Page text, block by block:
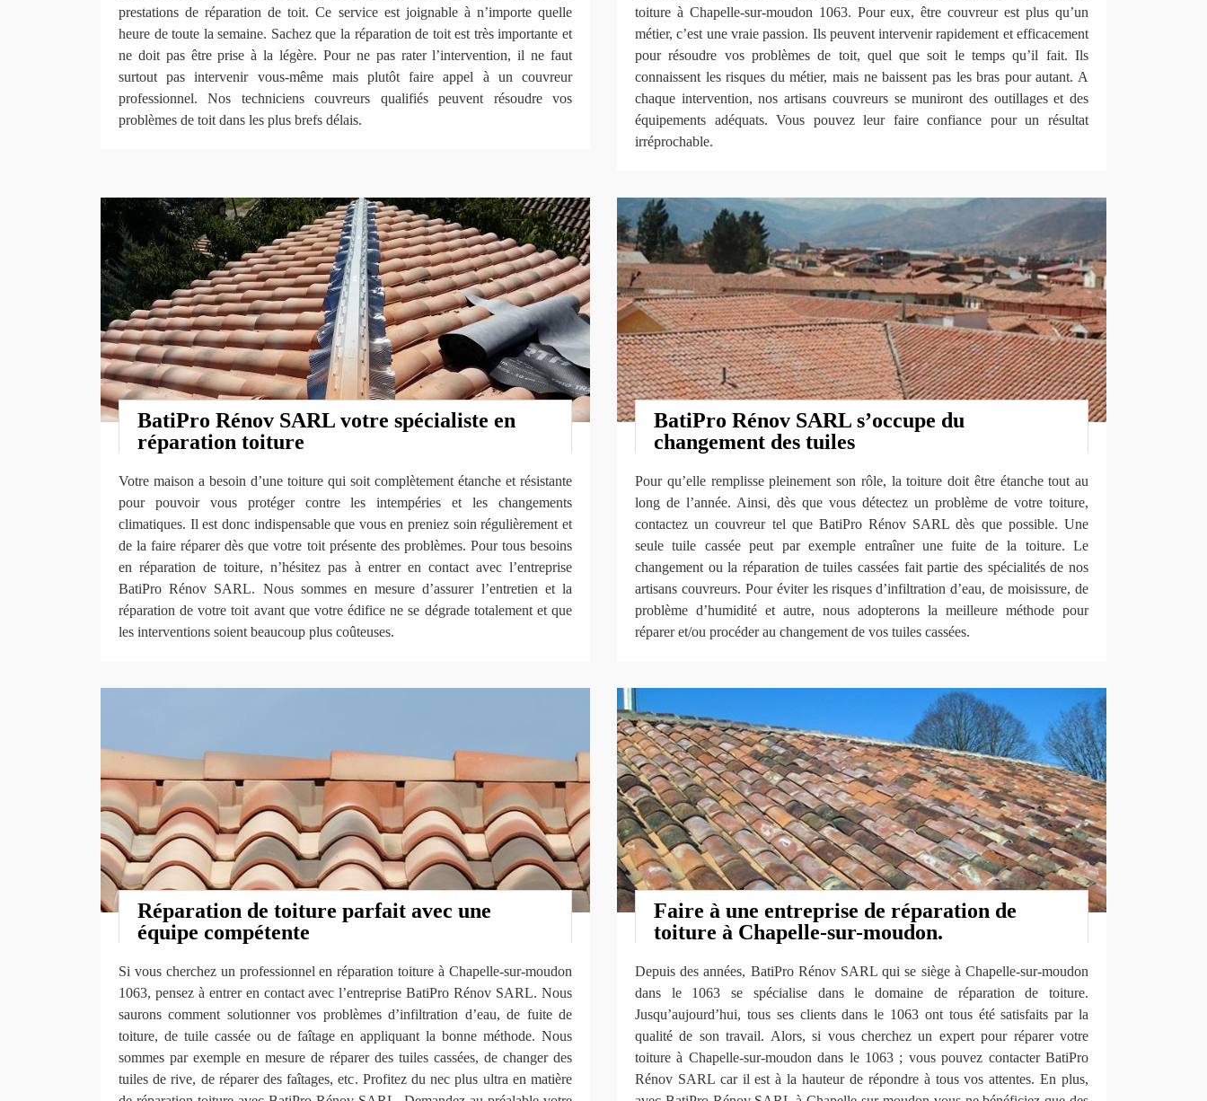
prestations de réparation de toit. Ce service est joignable à n’importe quelle
heure de toute la semaine. Sachez que la réparation de toit est très importante et
ne doit pas être prise à la légère. Pour ne pas rater l’intervention, il ne faut
surtout pas intervenir vous-même mais plutôt faire appel à un couvreur
professionnel. Nos techniciens couvreurs qualifiés peuvent résoudre vos
problèmes de toit dans les plus brefs délais.
toiture à Chapelle-sur-moudon 1063. Pour eux, être couvreur est plus qu’un
métier, c’est une vraie passion. Ils peuvent intervenir rapidement et efficacement
pour résoudre vos problèmes de toit, quel que soit le temps qu’il fait. Ils
connaissent les risques du métier, mais ne baissent pas les bras pour autant. A
chaque intervention, nos artisans couvreurs se muniront des outillages et des
équipements adéquats. Vous pouvez leur faire confiance pour un résultat
irréprochable.
BatiPro Rénov SARL votre spécialiste en
réparation toiture
Votre maison a besoin d’une toiture qui soit complètement étanche et résistante
pour pouvoir vous protéger contre les intempéries et les changements
climatiques. Il est donc indispensable que vous en preniez soin régulièrement et
de la faire réparer dès que votre toit présente des problèmes. Pour tous besoins
en réparation de toiture, n’hésitez pas à entrer en contact avec l’entreprise
BatiPro Rénov SARL. Nous sommes en mesure d’assurer l’entretien et la
réparation de votre toit avant que votre édifice ne se dégrade totalement et que
les interventions soient beaucoup plus coûteuses.
BatiPro Rénov SARL s’occupe du
changement des tuiles
Pour qu’elle remplisse pleinement son rôle, la toiture doit être étanche tout au
long de l’année. Ainsi, dès que vous détectez un problème de votre toiture,
contactez un couvreur tel que BatiPro Rénov SARL dès que possible. Une
seule tuile cassée peut par exemple entraîner une fuite de la toiture. Le
changement ou la réparation de tuiles cassées fait partie des spécialités de nos
artisans couvreurs. Pour éviter les risques d’infiltration d’eau, de moisissure, de
problème d’humidité et autre, nous adopterons la meilleure méthode pour
réparer et/ou procéder au changement de vos tuiles cassées.
Réparation de toiture parfait avec une
équipe compétente
Si vous cherchez un professionnel en réparation toiture à Chapelle-sur-moudon
1063, pensez à entrer en contact avec l’entreprise BatiPro Rénov SARL. Nous
saurons comment solutionner vos problèmes d’infiltration d’eau, de fuite de
toiture, de tuile cassée ou de faîtage en appliquant la bonne méthode. Nous
sommes par exemple en mesure de réparer des tuiles cassées, de changer des
tuiles de rive, de réparer des faîtages, etc. Profitez du nec plus ultra en matière
Faire à une entreprise de réparation de
toiture à Chapelle-sur-moudon.
Depuis des années, BatiPro Rénov SARL qui se siège à Chapelle-sur-moudon
dans le 1063 se spécialise dans le domaine de réparation de toiture.
Jusqu’aujourd’hui, tous ses clients dans le 1063 ont tous été satisfaits par la
qualité de son travail. Alors, si vous cherchez un expert pour réparer votre
toiture à Chapelle-sur-moudon dans le 1063 ; vous pouvez contacter BatiPro
Rénov SARL car il est à la hauteur de répondre à tous vos attentes. En plus,